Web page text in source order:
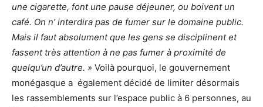
une cigarette, font une pause déjeuner, ou boivent un
café. On n’ interdira pas de fumer sur le domaine public.
Mais il faut absolument que les gens se disciplinent et
fassent très attention à ne pas fumer à proximité de
quelqu’un d’autre. » Voilà pourquoi, le gouvernement
monégasque a également décidé de limiter désormais
les rassemblements sur l’espace public à 6 personnes, au